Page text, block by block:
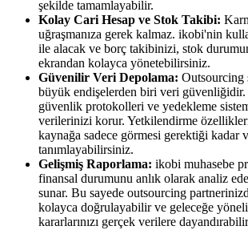
şekilde tamamlayabilir.
Kolay Cari Hesap ve Stok Takibi:
uğraşmanıza gerek kalmaz. ikobi'nin
ile alacak ve borç takibinizi, stok
ekrandan kolayca yönetebilirsiniz.
Güvenilir Veri Depolama: Outsourcing
büyük endişelerden biri veri
güvenlik protokolleri ve yedekleme
verilerinizi korur. Yetkilendirme özellikleri
kaynağa sadece görmesi gerektiği kadar
tanımlayabilirsiniz.
Gelişmiş Raporlama: ikobi muhasebe
finansal durumunu anlık olarak analiz
sunar. Bu sayede outsourcing
kolayca doğrulayabilir ve geleceğe
kararlarınızı gerçek verilere